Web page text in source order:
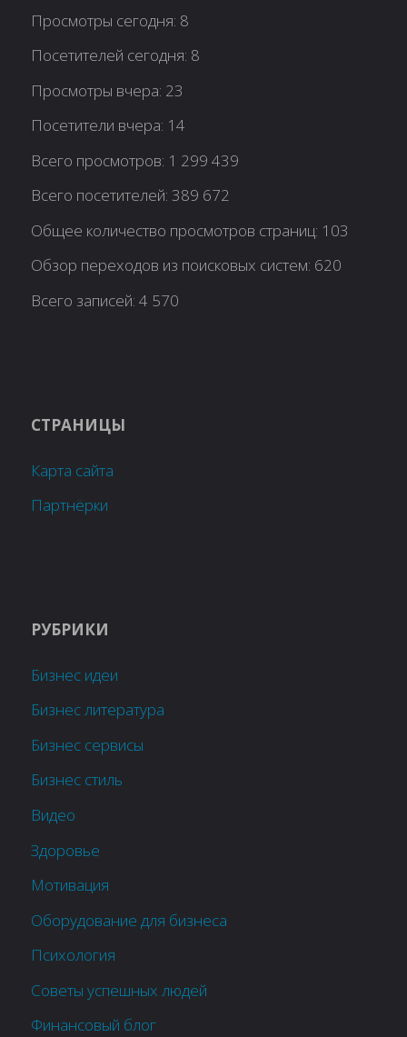
Просмотры сегодня: 8
Посетителей сегодня: 8
Просмотры вчера: 23
Посетители вчера: 14
Всего просмотров: 1 299 439
Всего посетителей:389 672
Общее количество просмотров страниц: 103
Обзор переходов из поисковых систем: 620
Всего записей:4 570
СТРАНИЦЫ
Карта сайта
Партнёрки
РУБРИКИ
Бизнес идеи
Бизнес литература
Бизнес сервисы
Бизнес стиль
Видео
Здоровье
Мотивация
Оборудование для бизнеса
Психология
Советы успешных людей
Финансовый блог